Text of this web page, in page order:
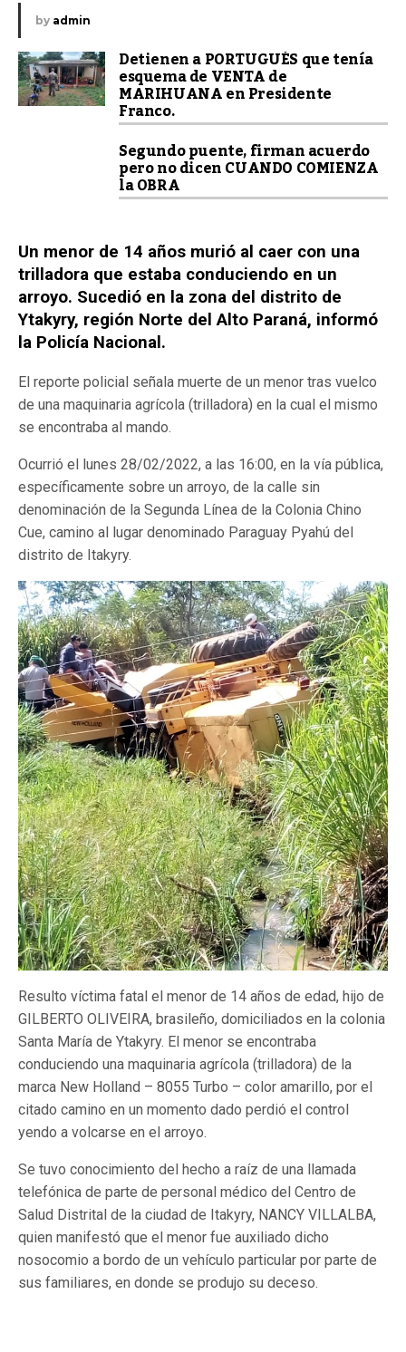
by admin
Detienen a PORTUGUÉS que tenía
esquema de VENTA de
MARIHUANA en Presidente
Franco.
Segundo puente, firman acuerdo
pero no dicen CUANDO COMIENZA
la OBRA
Un menor de 14 años murió al caer con una
trilladora que estaba conduciendo en un
arroyo. Sucedió en la zona del distrito de
Ytakyry, región Norte del Alto Paraná, informó
la Policía Nacional.
El reporte policial señala muerte de un menor tras vuelco
de una maquinaria agrícola (trilladora) en la cual el mismo
se encontraba al mando.
Ocurrió el lunes 28/02/2022, a las 16:00, en la vía pública,
específicamente sobre un arroyo, de la calle sin
denominación de la Segunda Línea de la Colonia Chino
Cue, camino al lugar denominado Paraguay Pyahú del
distrito de Itakyry.
Resulto víctima fatal el menor de 14 años de edad, hijo de
GILBERTO OLIVEIRA, brasileño, domiciliados en la colonia
Santa María de Ytakyry. El menor se encontraba
conduciendo una maquinaria agrícola (trilladora) de la
marca New Holland – 8055 Turbo – color amarillo, por el
citado camino en un momento dado perdió el control
yendo a volcarse en el arroyo.
Se tuvo conocimiento del hecho a raíz de una llamada
telefónica de parte de personal médico del Centro de
Salud Distrital de la ciudad de Itakyry, NANCY VILLALBA,
quien manifestó que el menor fue auxiliado dicho
nosocomio a bordo de un vehículo particular por parte de
sus familiares, en donde se produjo su deceso.